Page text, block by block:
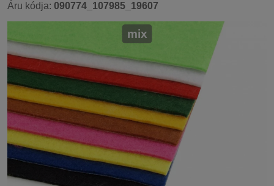
Áru kódja: 090774_107985_19607
mix